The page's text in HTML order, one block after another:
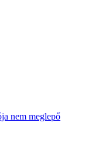
nem meglepő